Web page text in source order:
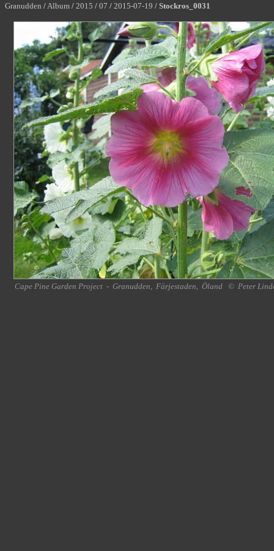
Granudden /Album / 2015 / 07 / 2015-07-19 / Stockros_0031
Cape Pine Garden Project - Granudden, Färjestaden, Öland © Peter